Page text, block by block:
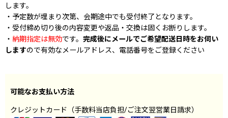
します。
・予定数が埋まり次第、会期途中でも受付終了となります。
・受付締め切り後の内容変更や返品・交換は固くお断りします。
・ 納期指定は無効です。 完成後にメールでご希望配送日時をお伺い
しますので有効なメールアドレス、電話番号をご登録ください
可能なお支払い方法
クレジットカード（手数料当店負担/ご注文翌営業日請求）